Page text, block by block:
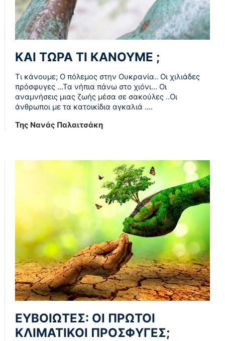
ΚΑΙ ΤΩΡΑ ΤΙ ΚΑΝΟΥΜΕ ;
Τι κάνουμε; Ο πόλεμος στην Ουκρανία.. Οι χιλιάδες
πρόσφυγες ...Τα νήπια πάνω στο χιόνι... Οι
αναμνήσεις μιας ζωής μέσα σε σακούλες ..Οι
άνθρωποι με τα κατοικίδια αγκαλιά ....
Της Νανάς Παλαιτσάκη
ΕΥΒΟΙΩΤΕΣ: ΟΙ ΠΡΩΤΟΙ
ΚΛΙΜΑΤΙΚΟΙ ΠΡΟΣΦΥΓΕΣ;